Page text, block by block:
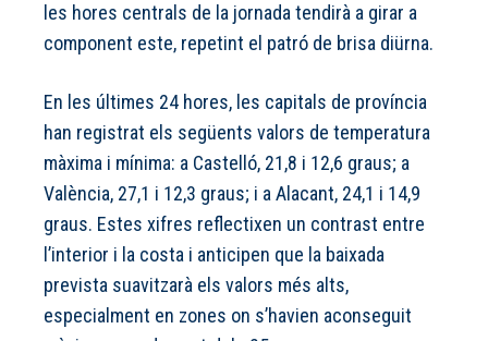
les hores centrals de la jornada tendirà a girar a
component este, repetint el patró de brisa diürna.
En les últimes 24 hores, les capitals de província
han registrat els següents valors de temperatura
màxima i mínima: a Castelló, 21,8 i 12,6 graus; a
València, 27,1 i 12,3 graus; i a Alacant, 24,1 i 14,9
graus. Estes xifres reflectixen un contrast entre
l’interior i la costa i anticipen que la baixada
prevista suavitzarà els valors més alts,
especialment en zones on s’havien aconseguit